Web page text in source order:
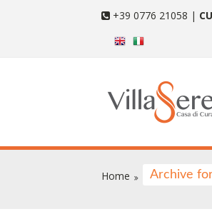
+39 0776 21058 |
Home Archive